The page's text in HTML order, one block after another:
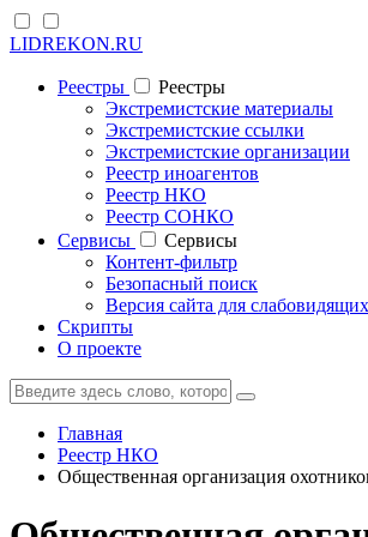
LIDREKON.RU
Реестры
Реестры
Экстремистские материалы
Экстремистские ссылки
Экстремистские организации
Реестр иноагентов
Реестр НКО
Реестр СОНКО
Cервисы
Cервисы
Контент-фильтр
Безопасный поиск
Версия сайта для слабовидящих
Скрипты
О проекте
Главная
Реестр НКО
Общественная организация